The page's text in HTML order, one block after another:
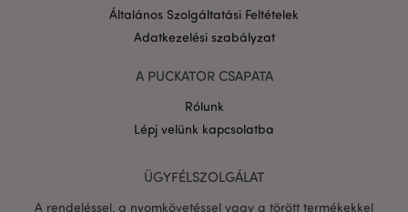
Általános Szolgáltatási Feltételek
Adatkezelési szabályzat
A PUCKATOR CSAPATA
Rólunk
Lépj velünk kapcsolatba
ÜGYFÉLSZOLGÁLAT
A rendeléssel, a nyomkövetéssel vagy a törött termékekkel
adatvédelmi szabályzatát